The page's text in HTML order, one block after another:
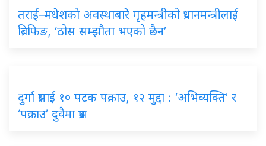
तराई–मधेशको अवस्थाबारे गृहमन्त्रीको प्रधानमन्त्रीलाई
ब्रिफिङ, ‘ठोस सम्झौता भएको छैन’
दुर्गा प्रसाईं १० पटक पक्राउ, १२ मुद्दा : ‘अभिव्यक्ति’ र
‘पक्राउ’ दुवैमा प्रश्न